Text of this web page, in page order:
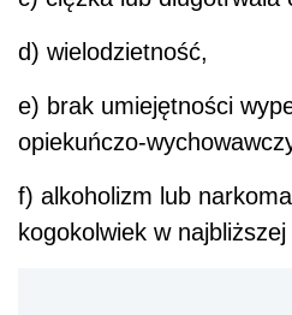
d) wielodzietność,
e) brak umiejętności
opiekuńczo-
f) alkoholizm lub
kogokolwiek w